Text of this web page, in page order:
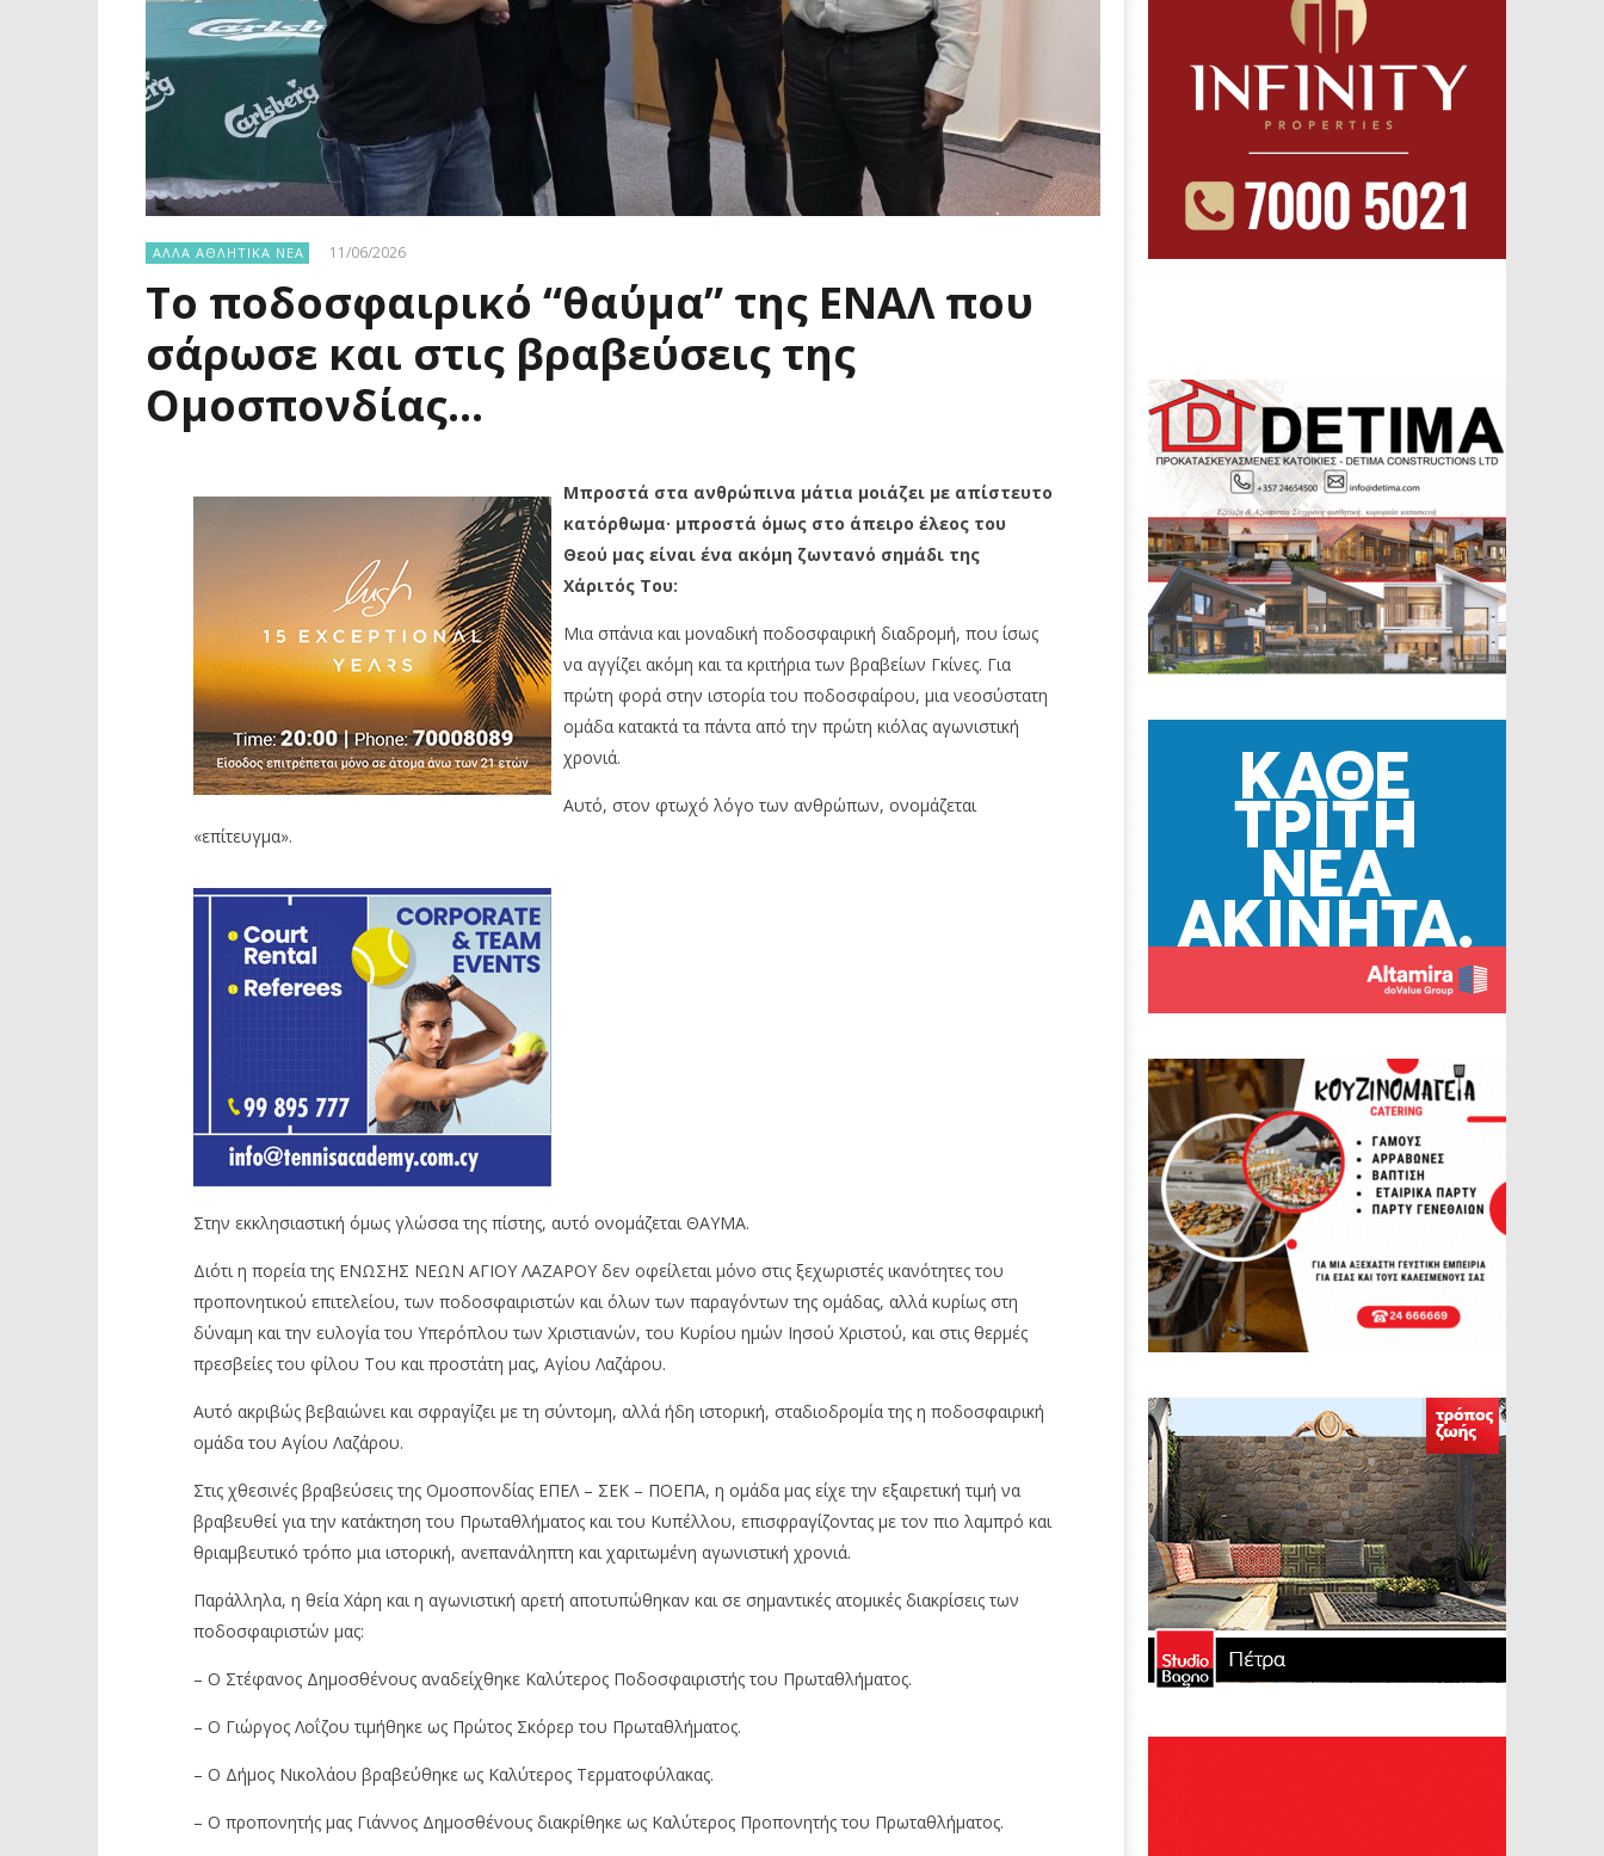
ΑΛΛΑ ΑΘΛΗΤΙΚΑ ΝΕΑ 11/06/2026
Το ποδοσφαιρικό “θαύμα” της ΕΝΑΛ που
σάρωσε και στις βραβεύσεις της
Ομοσπονδίας…
Μπροστά στα ανθρώπινα μάτια μοιάζει με απίστευτο
κατόρθωμα· μπροστά όμως στο άπειρο έλεος του
Θεού μας είναι ένα ακόμη ζωντανό σημάδι της
Χάριτός Του:
Μια σπάνια και μοναδική ποδοσφαιρική διαδρομή, που ίσως
να αγγίζει ακόμη και τα κριτήρια των βραβείων Γκίνες. Για
πρώτη φορά στην ιστορία του ποδοσφαίρου, μια νεοσύστατη
ομάδα κατακτά τα πάντα από την πρώτη κιόλας αγωνιστική
χρονιά.
Αυτό, στον φτωχό λόγο των ανθρώπων, ονομάζεται
«επίτευγμα».
Στην εκκλησιαστική όμως γλώσσα της πίστης, αυτό ονομάζεται ΘΑΥΜΑ.
Διότι η πορεία της ΕΝΩΣΗΣ ΝΕΩΝ ΑΓΙΟΥ ΛΑΖΑΡΟΥ δεν οφείλεται μόνο στις ξεχωριστές ικανότητες του
προπονητικού επιτελείου, των ποδοσφαιριστών και όλων των παραγόντων της ομάδας, αλλά κυρίως στη
δύναμη και την ευλογία του Υπερόπλου των Χριστιανών, του Κυρίου ημών Ιησού Χριστού, και στις θερμές
πρεσβείες του φίλου Του και προστάτη μας, Αγίου Λαζάρου.
Αυτό ακριβώς βεβαιώνει και σφραγίζει με τη σύντομη, αλλά ήδη ιστορική, σταδιοδρομία της η ποδοσφαιρική
ομάδα του Αγίου Λαζάρου.
Στις χθεσινές βραβεύσεις της Ομοσπονδίας ΕΠΕΛ – ΣΕΚ – ΠΟΕΠΑ, η ομάδα μας είχε την εξαιρετική τιμή να
βραβευθεί για την κατάκτηση του Πρωταθλήματος και του Κυπέλλου, επισφραγίζοντας με τον πιο λαμπρό και
θριαμβευτικό τρόπο μια ιστορική, ανεπανάληπτη και χαριτωμένη αγωνιστική χρονιά.
Παράλληλα, η θεία Χάρη και η αγωνιστική αρετή αποτυπώθηκαν και σε σημαντικές ατομικές διακρίσεις των
ποδοσφαιριστών μας:
– Ο Στέφανος Δημοσθένους αναδείχθηκε Καλύτερος Ποδοσφαιριστής του Πρωταθλήματος.
– Ο Γιώργος Λοΐζου τιμήθηκε ως Πρώτος Σκόρερ του Πρωταθλήματος.
– Ο Δήμος Νικολάου βραβεύθηκε ως Καλύτερος Τερματοφύλακας.
– Ο προπονητής μας Γιάννος Δημοσθένους διακρίθηκε ως Καλύτερος Προπονητής του Πρωταθλήματος.